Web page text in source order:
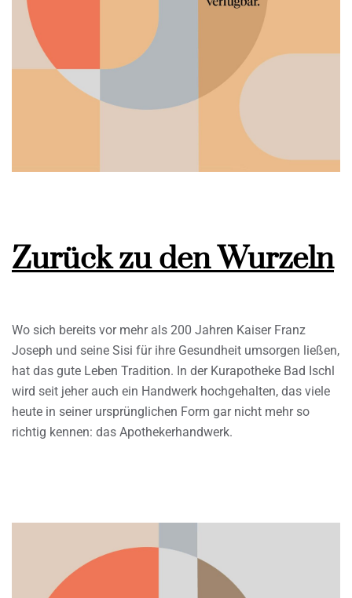
Zurück zu den Wurzeln
Wo sich bereits vor mehr als 200 Jahren Kaiser Franz
Joseph und seine Sisi für ihre Gesundheit umsorgen ließen,
hat das gute Leben Tradition. In der Kurapotheke Bad Ischl
wird seit jeher auch ein Handwerk hochgehalten, das viele
heute in seiner ursprünglichen Form gar nicht mehr so
richtig kennen: das Apothekerhandwerk.